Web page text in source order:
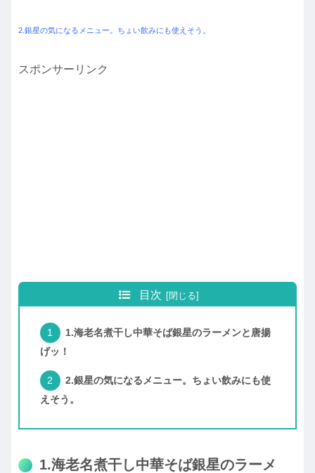
2.銀星の気になるメニュー。ちょい飲みにも使えそう。
スポンサーリンク
目次
1.海老名煮干し中華そば銀星のラーメンと唐揚
げッ！
2.銀星の気になるメニュー。ちょい飲みにも使
えそう。
1.海老名煮干し中華そば銀星のラーメ